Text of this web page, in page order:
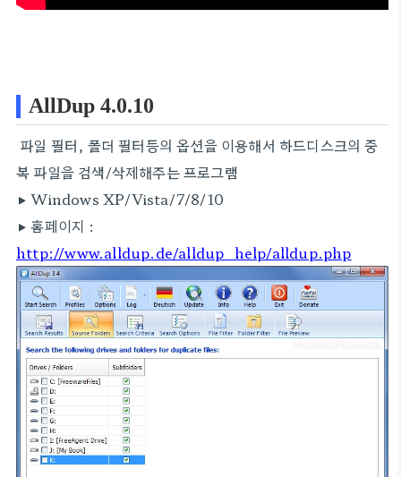
AllDup 4.0.10
파일 필터, 폴더 필터등의 옵션을 이용해서 하드디스크의 중
복 파일을 검색/삭제해주는 프로그램
▶ Windows XP/Vista/7/8/10
▶ 홈페이지 :
http://www.alldup.de/alldup_help/alldup.php